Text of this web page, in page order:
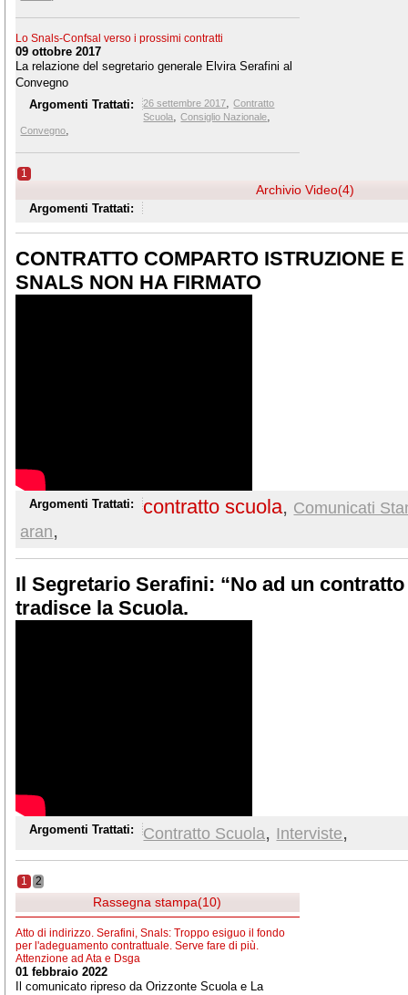
Lo Snals-Confsal verso i prossimi contratti
09 ottobre 2017
La relazione del segretario generale Elvira Serafini al
Convegno
Argomenti Trattati:
26 settembre 2017,Contratto
Scuola,Consiglio Nazionale,
Convegno,
1
Archivio Video(4)
Argomenti Trattati:
CONTRATTO COMPARTO ISTRUZIONE
SNALS NON HA FIRMATO
Argomenti Trattati: contratto scuola, Comunicati
aran,
Il Segretario Serafini: “No ad un
tradisce la Scuola.
Argomenti Trattati: Contratto Scuola, Interviste,
1 2
Rassegna stampa(10)
Atto di indirizzo. Serafini, Snals: Troppo esiguo il fondo
per l'adeguamento contrattuale. Serve fare di più.
Attenzione ad Ata e Dsga
01 febbraio 2022
Il comunicato ripreso da Orizzonte Scuola e La